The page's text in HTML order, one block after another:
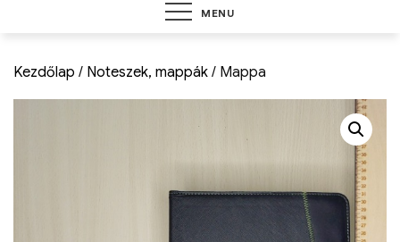
MENU
Kezdőlap / Noteszek, mappák / Mappa